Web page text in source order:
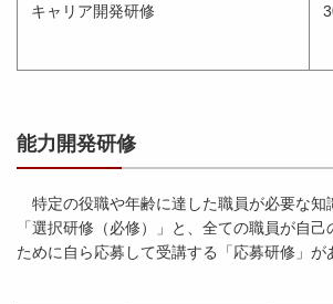
キャリア開発研修
能力開発研修
特定の役職や年齢に達した職員が必要な知
「選択研修（必修）」と、全ての職員が自
ために自ら応募して受講する「応募研修」が